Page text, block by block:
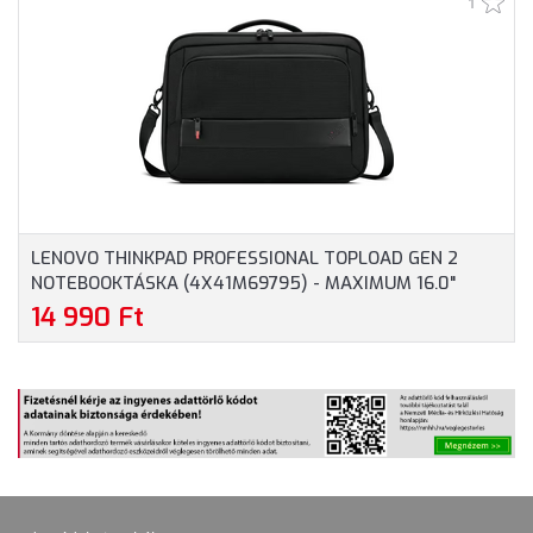
LENOVO THINKPAD PROFESSIONAL TOPLOAD GEN 2
NOTEBOOKTÁSKA (4X41M69795) - MAXIMUM 16.0"
MÉRETŰ NOTEBOOKOKHOZ - FEKETE SZÍNBEN
14 990 Ft